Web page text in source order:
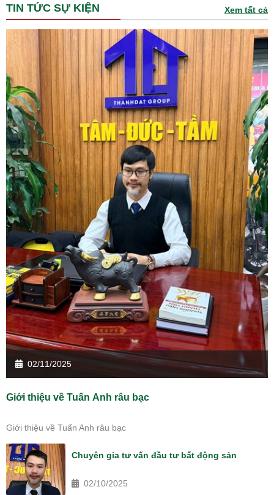
TIN TỨC SỰ KIỆN Xem tất cả
02/11/2025
Giới thiệu về Tuấn Anh râu bạc
Giới thiệu về Tuấn Anh râu bạc
Chuyên gia tư vấn đầu tư bất động sản
02/10/2025